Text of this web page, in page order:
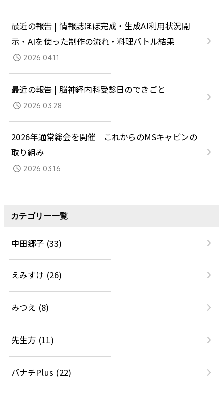
最近の報告 | 情報誌ほぼ完成・生成AI利用状況開
示・AIを使った制作の流れ・料理バトル結果
2026.04.11
最近の報告 | 脳神経内科受診日のできごと
2026.03.28
2026年通常総会を開催｜これからのMSキャビンの
取り組み
2026.03.16
カテゴリー一覧
中田郷子 (33)
えみすけ (26)
みつえ (8)
先生方 (11)
バナチPlus (22)